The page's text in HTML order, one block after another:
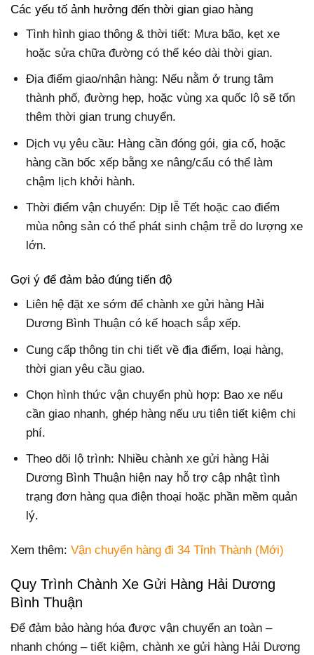
Các yếu tố ảnh hưởng đến thời gian giao hàng
Tình hình giao thông & thời tiết: Mưa bão, kẹt xe
hoặc sửa chữa đường có thể kéo dài thời gian.
Địa điểm giao/nhận hàng: Nếu nằm ở trung tâm
thành phố, đường hẹp, hoặc vùng xa quốc lộ sẽ tốn
thêm thời gian trung chuyển.
Dịch vụ yêu cầu: Hàng cần đóng gói, gia cố, hoặc
hàng cần bốc xếp bằng xe nâng/cẩu có thể làm
chậm lịch khởi hành.
Thời điểm vận chuyển: Dịp lễ Tết hoặc cao điểm
mùa nông sản có thể phát sinh chậm trễ do lượng xe
lớn.
Gợi ý để đảm bảo đúng tiến độ
Liên hệ đặt xe sớm để chành xe gửi hàng Hải
Dương Bình Thuận có kế hoạch sắp xếp.
Cung cấp thông tin chi tiết về địa điểm, loại hàng,
thời gian yêu cầu giao.
Chọn hình thức vận chuyển phù hợp: Bao xe nếu
cần giao nhanh, ghép hàng nếu ưu tiên tiết kiệm chi
phí.
Theo dõi lộ trình: Nhiều chành xe gửi hàng Hải
Dương Bình Thuận hiện nay hỗ trợ cập nhật tình
trạng đơn hàng qua điện thoại hoặc phần mềm quản
lý.
Xem thêm: Vận chuyển hàng đi 34 Tỉnh Thành (Mới)
Quy Trình Chành Xe Gửi Hàng Hải Dương
Bình Thuận
Để đảm bảo hàng hóa được vận chuyển an toàn –
nhanh chóng – tiết kiệm, chành xe gửi hàng Hải Dương